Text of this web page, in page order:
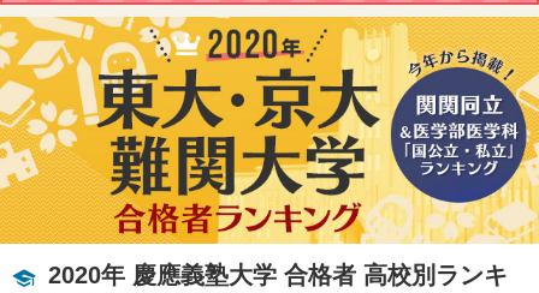
2020年 慶應義塾大学 合格者 高校別ランキ